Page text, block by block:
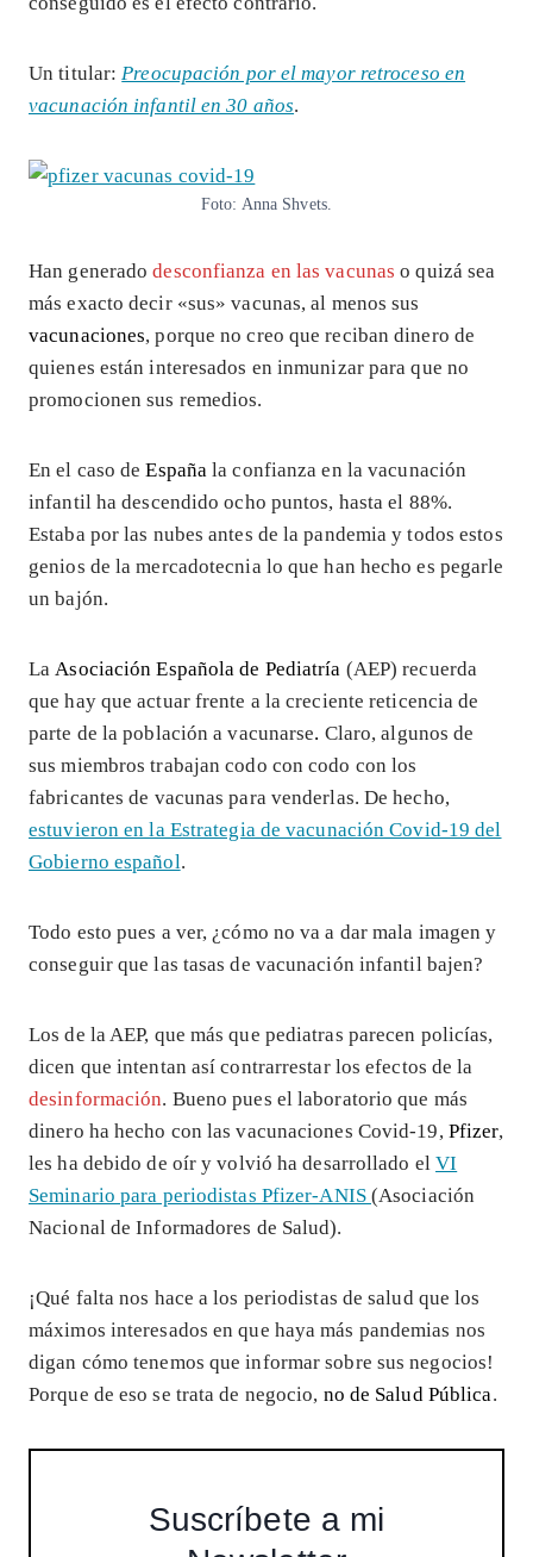
Un titular: Preocupación por el mayor retroceso en
vacunación infantil en 30 años.
Foto: Anna Shvets.
Han generadodesconfianza en las vacunas o quizá sea
más exacto decir «sus» vacunas, al menos sus
vacunaciones, porque no creo que reciban dinero de
quienes están interesados en inmunizar para que no
promocionen sus remedios.
En el caso deEspaña la confianza en la vacunación
infantil ha descendido ocho puntos, hasta el 88%.
Estaba por las nubes antes de la pandemia y todos estos
genios de la mercadotecnia lo que han hecho es pegarle
un bajón.
La Asociación Española de Pediatría (AEP) recuerda
que hay que actuar frente a la creciente reticencia de
parte de la población a vacunarse. Claro, algunos de
sus miembros trabajan codo con codo con los
fabricantes de vacunas para venderlas. De hecho,
estuvieron en la Estrategia de vacunación Covid-19 del
Gobierno español.
Todo esto pues a ver, ¿cómo no va a dar mala imagen y
conseguir que las tasas de vacunación infantil bajen?
Los de la AEP, que más que pediatras parecen policías,
dicen que intentan así contrarrestar los efectos de la
desinformación. Bueno pues el laboratorio que más
dinero ha hecho con las vacunaciones Covid-19, Pfizer,
les ha debido de oír y volvió ha desarrollado el VI
Seminario para periodistas Pfizer-ANIS (Asociación
Nacional de Informadores de Salud).
¡Qué falta nos hace a los periodistas de salud que los
máximos interesados en que haya más pandemias nos
digan cómo tenemos que informar sobre sus negocios!
Porque de eso se trata de negocio, no de Salud Pública.
Suscríbete a mi